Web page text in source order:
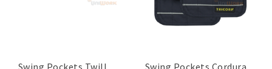
Swing Pockets Twill Swing Pockets Cordura